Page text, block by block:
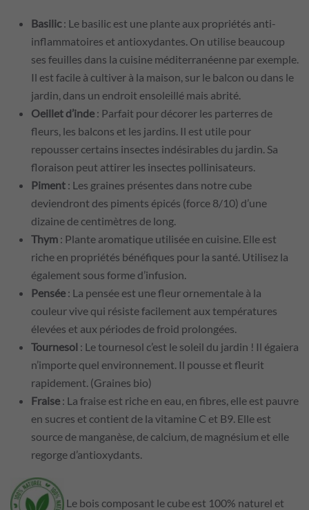
Basilic: Le basilic est une plante aux propriétés anti-
inflammatoires et antioxydantes. On utilise beaucoup
ses feuilles dans la cuisine méditerranéenne par exemple.
Il est facile à cultiver à la maison, sur le balcon ou dans le
jardin, dans un endroit ensoleillé mais abrité.
Oeillet d’inde : Parfait pour décorer les parterres de
fleurs, les balcons et les jardins. Il est utile pour
repousser certains insectes indésirables du jardin. Sa
floraison peut attirer les insectes pollinisateurs.
Piment : Les graines présentes dans notre cube
deviendront des piments épicés (force 8/10) d’une
dizaine de centimètres de long.
Thym : Plante aromatique utilisée en cuisine. Elle est
riche en propriétés bénéfiques pour la santé. Utilisez la
également sous forme d’infusion.
Pensée : La pensée est une fleur ornementale à la
couleur vive qui résiste facilement aux températures
élevées et aux périodes de froid prolongées.
Tournesol : Le tournesol c’est le soleil du jardin ! Il égaiera
n’importe quel environnement. Il pousse et fleurit
rapidement. (Graines bio)
Fraise : La fraise est riche en eau, en fibres, elle est pauvre
en sucres et contient de la vitamine C et B9. Elle est
source de manganèse, de calcium, de magnésium et elle
regorge d’antioxydants.
Le bois composant le cube est 100% naturel et